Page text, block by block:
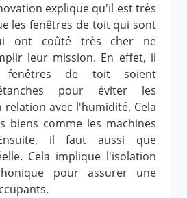
explique qu'il est très
les fenêtres de toit qui sont
ont coûté très cher ne
leur mission. En effet, il
de toit soient
pour éviter les
relation avec l'humidité. Cela
biens comme les machines
il faut aussi que
Cela implique l'isolation
pour assurer une